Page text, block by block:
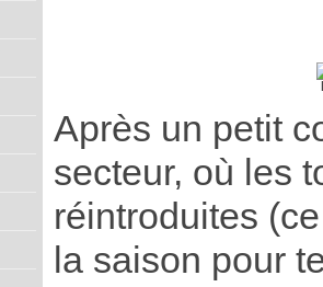
Après un petit
secteur, où les
réintroduites
la saison pour